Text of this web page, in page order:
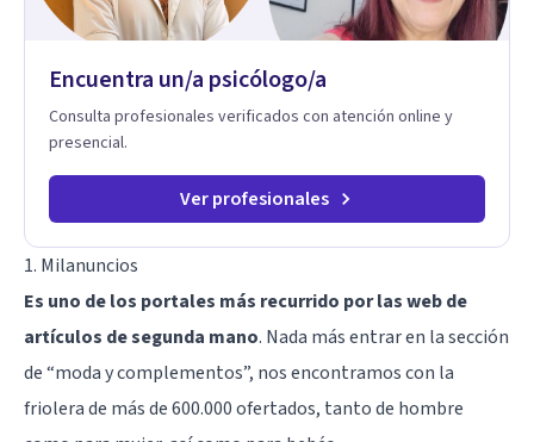
Encuentra un/a psicólogo/a
Consulta profesionales verificados con atención online y
presencial.
Ver profesionales
1. Milanuncios
Es uno de los portales más recurrido por las web de
artículos de segunda mano. Nada más entrar en la sección
de “moda y complementos”, nos encontramos con la
friolera de más de 600.000 ofertados, tanto de hombre